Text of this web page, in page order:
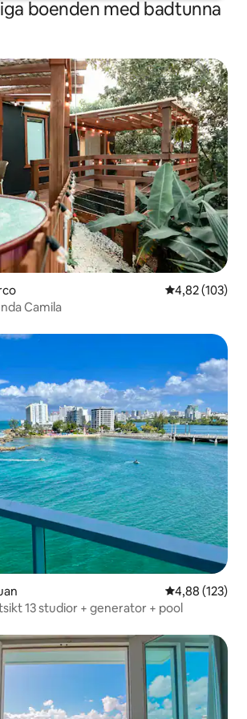
boenden med badtunna
4,82 av 5 i
4,82 (103)
Camila
4,88 av 5 i
4,88 (123)
13 studior + generator + pool